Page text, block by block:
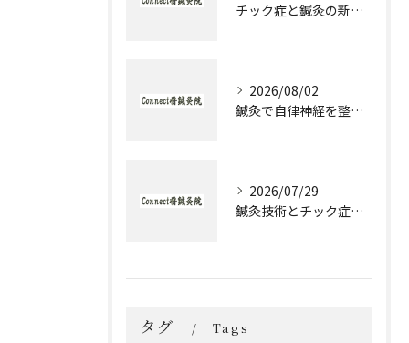
チック症と鍼灸の新作治療体験談とセルフケア実践ガイド
2026/08/02
鍼灸で自律神経を整える発達障害のための実践アプローチ
2026/07/29
鍼灸技術とチック症治療の実際と大阪府大阪市城東区森之宮で選ぶ理由
タグ Tags